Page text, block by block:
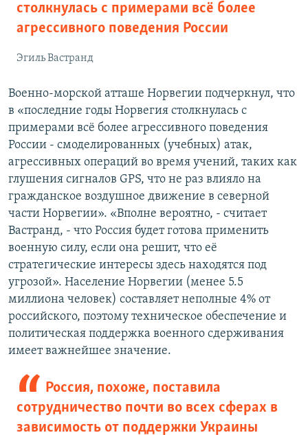
столкнулась с примерами всё более
агрессивного поведения России
Эгиль Вастранд
Военно-морской атташе Норвегии подчеркнул, что
в «последние годы Норвегия столкнулась с
примерами всё более агрессивного поведения
России - смоделированных (учебных) атак,
агрессивных операций во время учений, таких как
глушения сигналов GPS, что не раз влияло на
гражданское воздушное движение в северной
части Норвегии». «Вполне вероятно, - считает
Вастранд, - что Россия будет готова применить
военную силу, если она решит, что её
стратегические интересы здесь находятся под
угрозой». Население Норвегии (менее 5.5
миллиона человек) составляет неполные 4% от
российского, поэтому техническое обеспечение и
политическая поддержка военного сдерживания
имеет важнейшее значение.
Россия, похоже, поставила
сотрудничество почти во всех сферах в
зависимость от поддержки Украины